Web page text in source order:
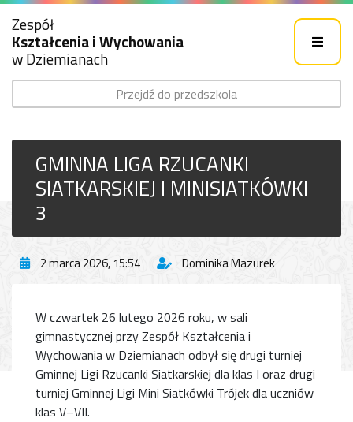
Zespół
Kształcenia i Wychowania
w Dziemianach
Przejdź do przedszkola
GMINNA LIGA RZUCANKI
SIATKARSKIEJ I MINISIATKÓWKI
3
2 marca 2026, 15:54 Dominika Mazurek
W czwartek 26 lutego 2026 roku, w sali
gimnastycznej przy Zespół Kształcenia i
Wychowania w Dziemianach odbył się drugi turniej
Gminnej Ligi Rzucanki Siatkarskiej dla klas I oraz drugi
turniej Gminnej Ligi Mini Siatkówki Trójek dla uczniów
klas V–VII.